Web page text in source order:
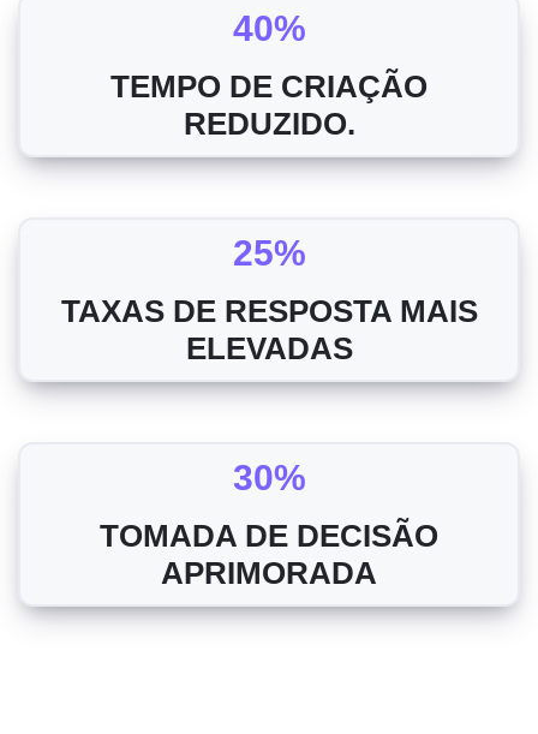
40%
TEMPO DE CRIAÇÃO
REDUZIDO.
25%
TAXAS DE RESPOSTA MAIS
ELEVADAS
30%
TOMADA DE DECISÃO
APRIMORADA